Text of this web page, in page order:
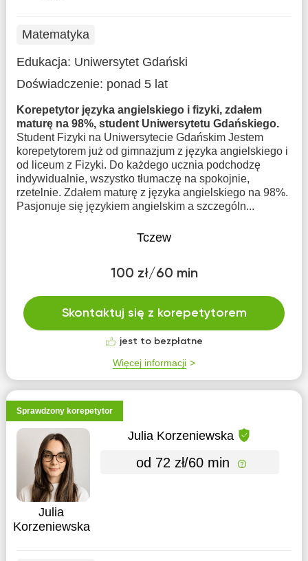
Matematyka
Edukacja: Uniwersytet Gdański
Doświadczenie: ponad 5 lat
Korepetytor języka angielskiego i fizyki, zdałem
maturę na 98%, student Uniwersytetu Gdańskiego.
Student Fizyki na Uniwersytecie Gdańskim Jestem
korepetytorem już od gimnazjum z języka angielskiego i
od liceum z Fizyki. Do każdego ucznia podchodzę
indywidualnie, wszystko tłumaczę na spokojnie,
rzetelnie. Zdałem maturę z języka angielskiego na 98%.
Pasjonuje się językiem angielskim a szczególn...
Tczew
100 zł/60 min
Skontaktuj się z korepetytorem
jest to bezpłatne
Więcej informacji
Sprawdzony korepetytor
Julia
Korzeniewska
Julia Korzeniewska
od 72 zł/60 min